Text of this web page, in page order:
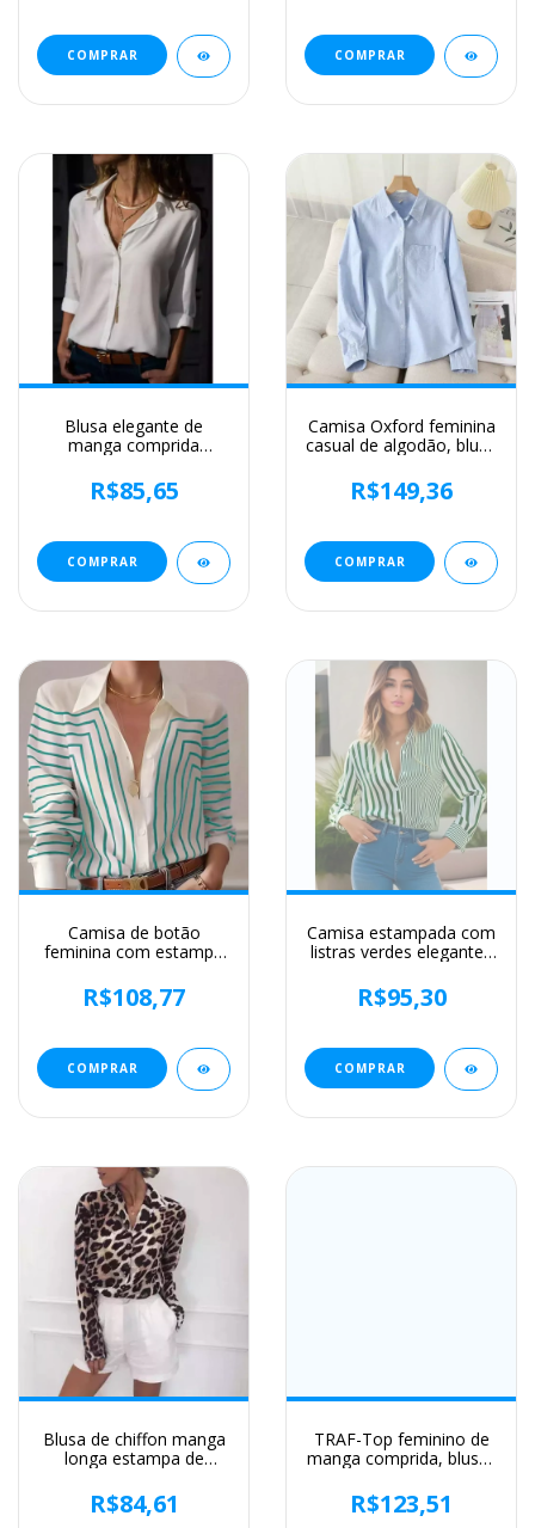
COMPRAR COMPRAR
Blusa elegante de
manga comprida
em v sólido, camisas
femininas de trabalho,
e verão, 2023
R$85,65
COMPRAR
Camisa Oxford feminina
casual de algodão, blusa
camisas listradas
brancas e azuis, roupa
outono 2022
R$149,36
COMPRAR
Camisa de botão
feminina com estampa
elegantes, primavera e
verão, roupas femininas
branco, 2024
R$108,77
COMPRAR
Camisa estampada com
listras verdes elegantes
size, roupas femininas,
blusas, primavera,
R$95,30
COMPRAR
Blusa de chiffon manga
longa estampa de
feminina social casual
folgada com gola virada
R$84,61
TRAF-Top feminino de
manga comprida, blusas
camisa casual para o
verão, 2024
R$123,51